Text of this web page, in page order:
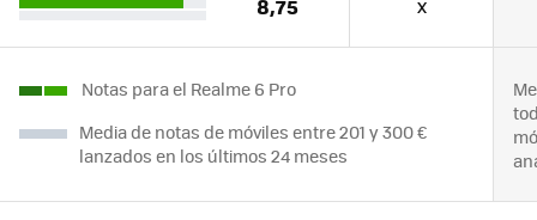
Notas para el Realme 6 Pro
Media de notas de móviles entre 201 y 300 €
lanzados en los últimos 24 meses